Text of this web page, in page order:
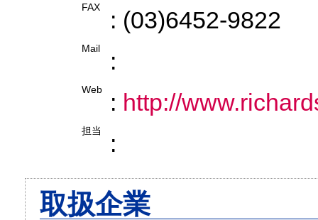
FAX : (03)6452-9822
Mail :
Web : http://
担当 :
取扱企業